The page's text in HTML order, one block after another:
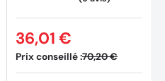
Prix conseillé :70,20 €
36,01 €